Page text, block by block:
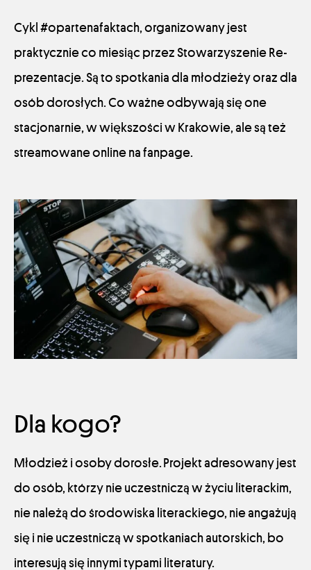
Cykl #opartenafaktach, organizowany jest
praktycznie co miesiąc przez Stowarzyszenie Re-
prezentacje. Są to spotkania dla młodzieży oraz dla
osób dorosłych. Co ważne odbywają się one
stacjonarnie, w większości w Krakowie, ale są też
streamowane online na fanpage.
Dla kogo?
Młodzież i osoby dorosłe. Projekt adresowany jest
do osób, którzy nie uczestniczą w życiu literackim,
nie należą do środowiska literackiego, nie angażują
się i nie uczestniczą w spotkaniach autorskich, bo
interesują się innymi typami literatury.